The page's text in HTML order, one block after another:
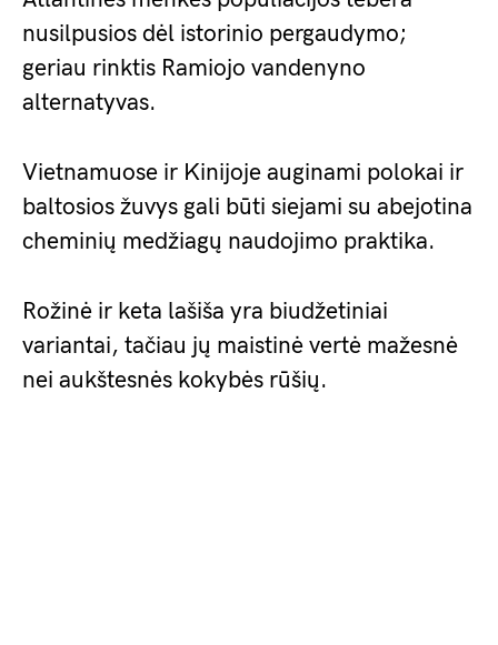
nusilpusios dėl istorinio pergaudymo;
geriau rinktis Ramiojo vandenyno
alternatyvas.
Vietnamuose ir Kinijoje auginami polokai ir
baltosios žuvys gali būti siejami su abejotina
cheminių medžiagų naudojimo praktika.
Rožinė ir keta lašiša yra biudžetiniai
variantai, tačiau jų maistinė vertė mažesnė
nei aukštesnės kokybės rūšių.